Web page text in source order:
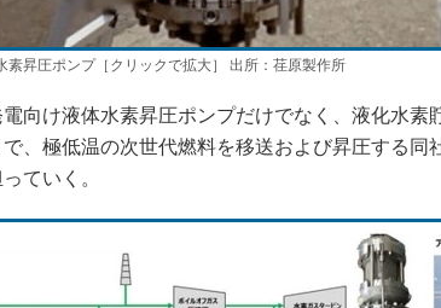
素昇圧ポンプ［クリックで拡大］ 出所：荏原製作所
向け液体水素昇圧ポンプだけでなく、液化水素
、極低温の次世代燃料を移送および昇圧する同
ていく。